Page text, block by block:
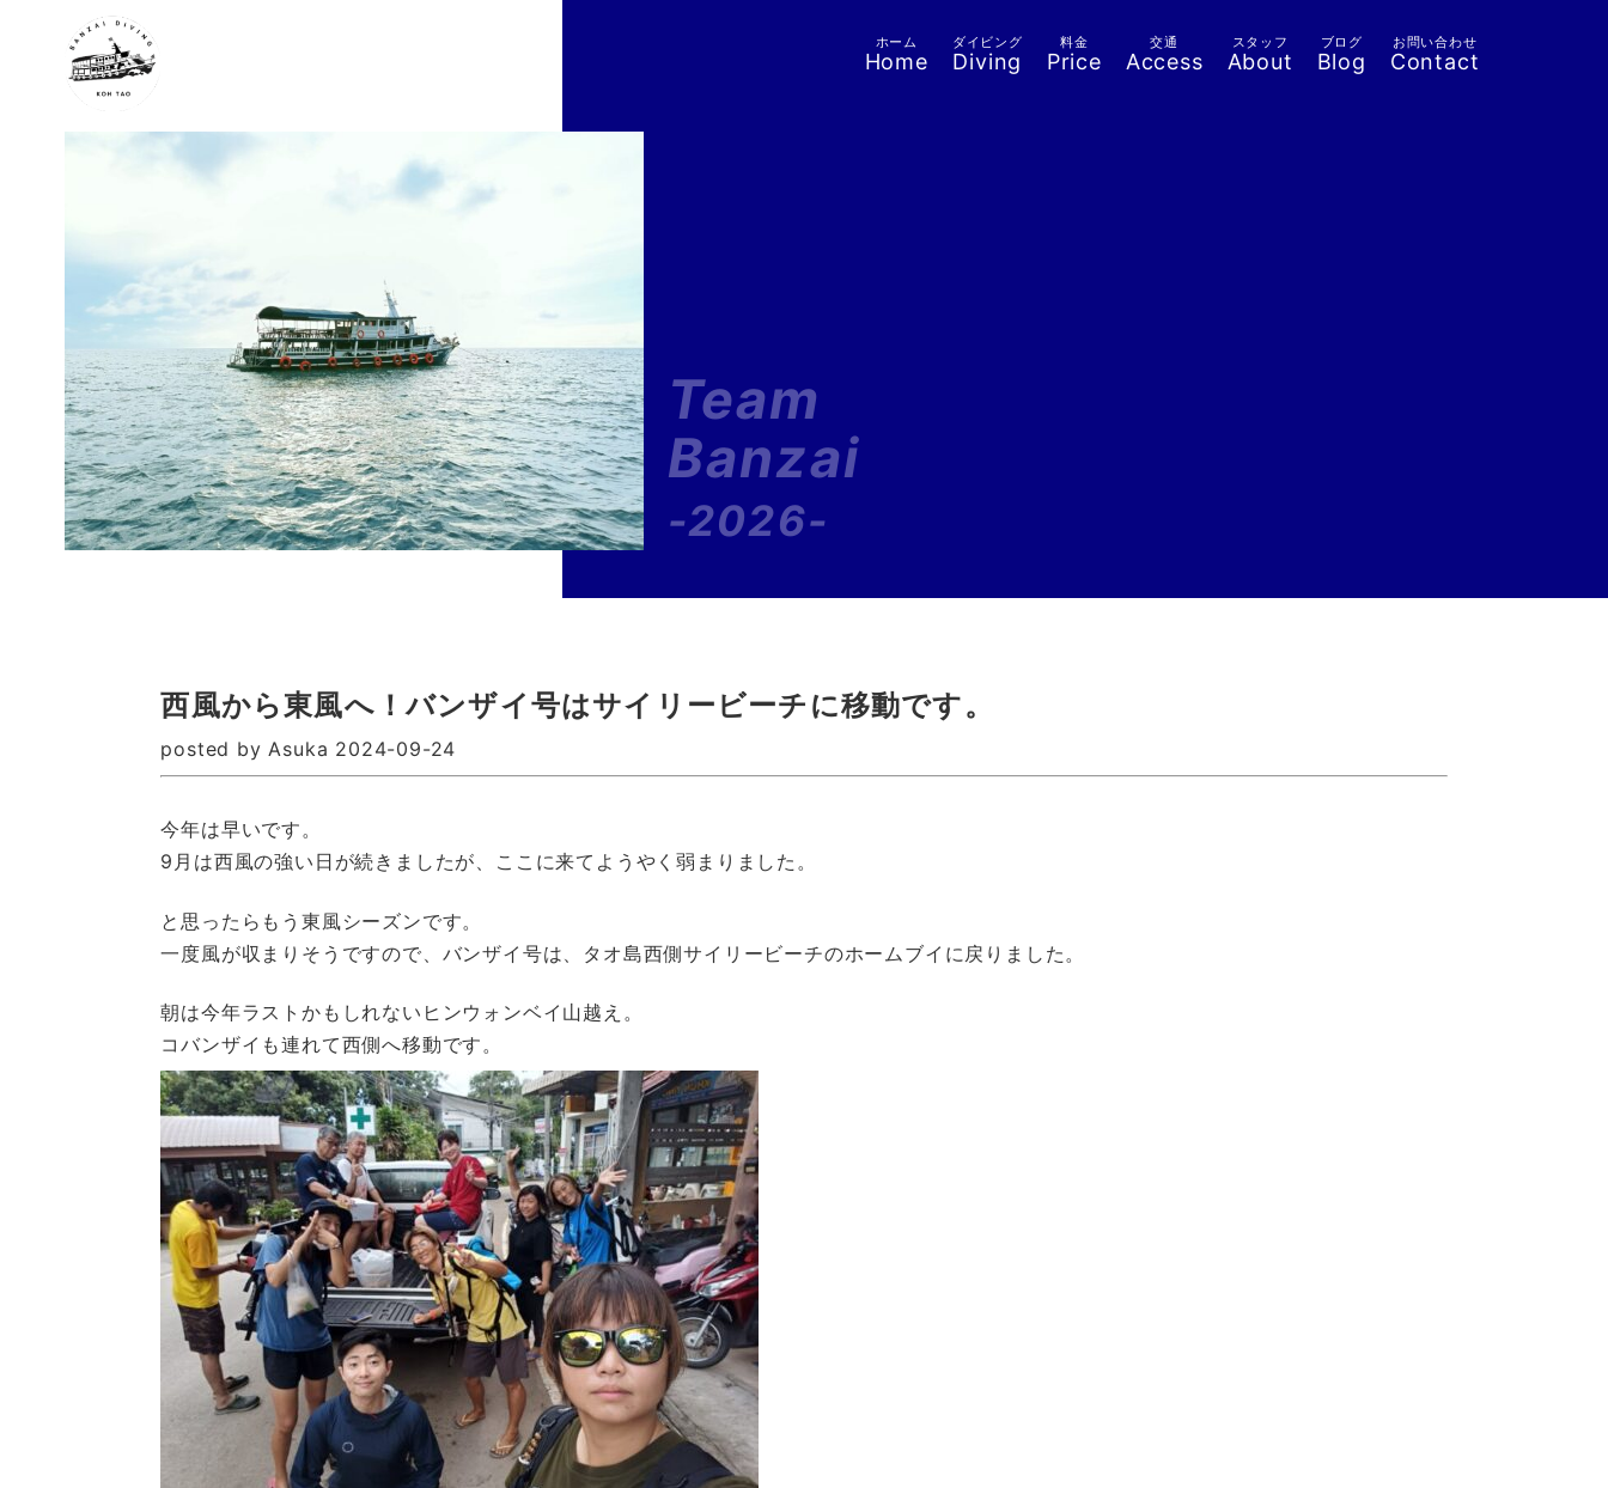
ホーム
Home
ダイビング
Diving
料金
Price
交通
Access
スタッフ
About
ブログ
Blog
お問い合わせ
Contact
Team
Banzai
-2026-
西風から東風へ！バンザイ号はサイリービーチに移動です。
posted by Asuka 2024-09-24
今年は早いです。
9月は西風の強い日が続きましたが、ここに来てようやく弱まりました。
と思ったらもう東風シーズンです。
一度風が収まりそうですので、バンザイ号は、タオ島西側サイリービーチのホームブイに戻りました。
朝は今年ラストかもしれないヒンウォンベイ山越え。
コバンザイも連れて西側へ移動です。